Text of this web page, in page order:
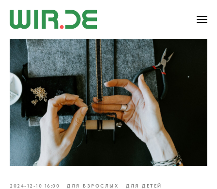
2024-12-10 16:00 ДЛЯ ВЗРОСЛЫХ ДЛЯ ДЕТЕЙ